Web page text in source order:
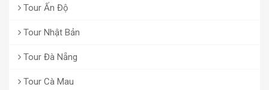
Tour Ấn Độ
Tour Nhật Bản
Tour Đà Nẵng
Tour Cà Mau